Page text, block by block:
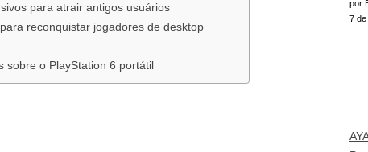
para atrair antigos usuários
reconquistar jogadores de desktop
sobre o PlayStation 6 portátil
por
7